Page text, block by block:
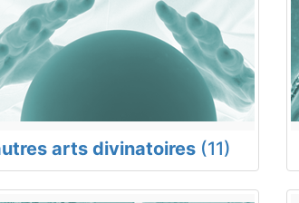
arts divinatoires (11)